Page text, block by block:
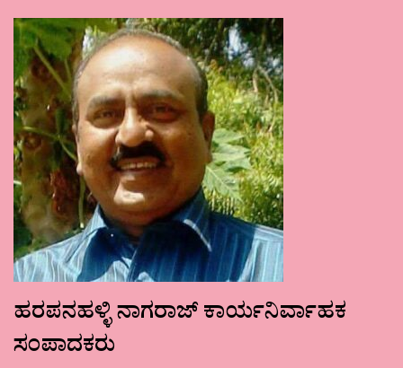
ಹರಪನಹಳ್ಳಿ ನಾಗರಾಜ್ ಕಾರ್ಯನಿರ್ವಾಹಕ
ಸಂಪಾದಕರು